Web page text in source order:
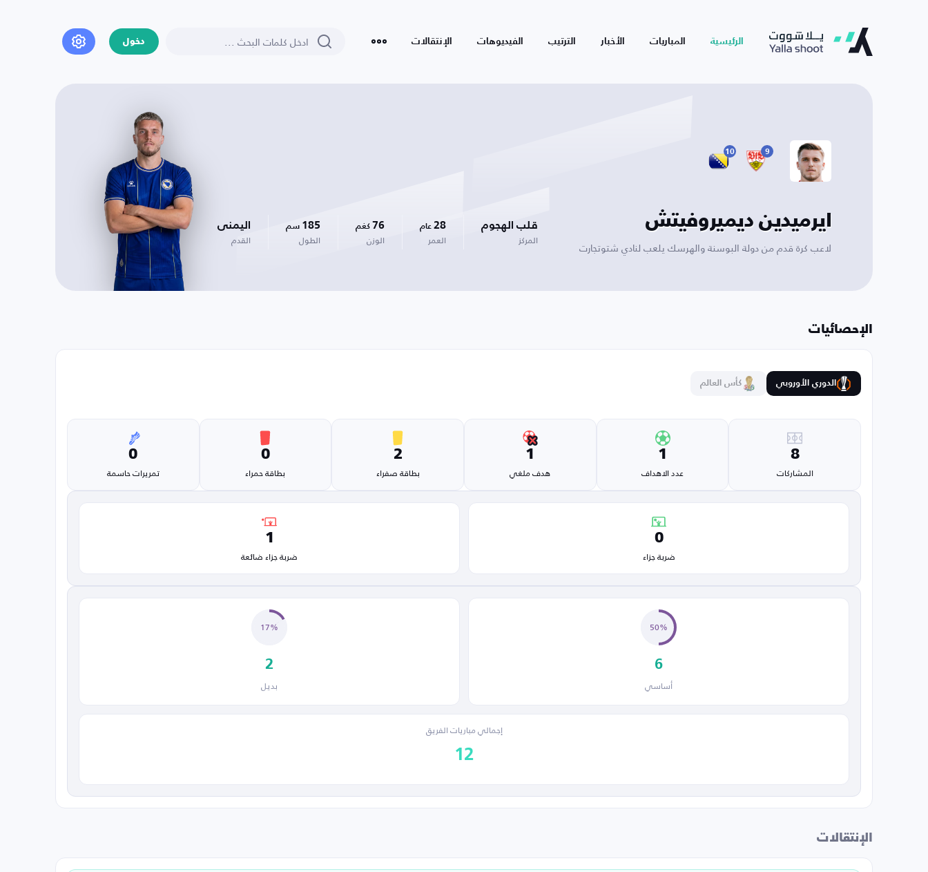
الرئيسية المباريات الأخبار الترتيب الفيديوهات الإنتقالات دخول
9
10
ايرميدين ديميروفيتش
لاعب كرة قدم من دولة البوسنة والهرسك يلعب لنادي شتوتجارت
قلب الهجوم
المركز
28 عام
العمر
76 كغم
الوزن
185 سم
الطول
اليمنى
القدم
الإحصائيات
الدوري الأوروبي كأس العالم
8
المشاركات
1
عدد الاهداف
1
هدف ملغي
2
بطاقة صفراء
0
بطاقة حمراء
0
تمريرات حاسمة
0
ضربة جزاء
1
ضربة جزاء ضائعة
50%
6
أساسي
17%
2
بديل
إجمالي مباريات الفريق
12
الإنتقالات